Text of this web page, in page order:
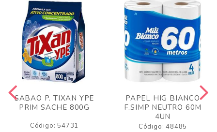
SABAO P. TIXAN YPE
PRIM SACHE 800G
Código: 54731
PAPEL HIG BIANCO
F.SIMP NEUTRO 60M
4UN
Código: 48485